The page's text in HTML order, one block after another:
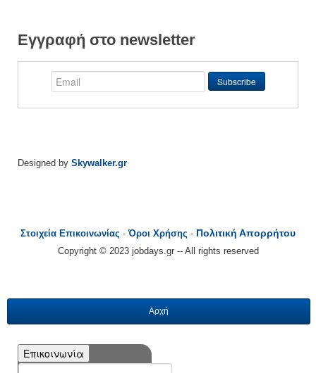
Εγγραφή στο newsletter
Designed by Skywalker.gr
Στοιχεία Επικοινωνίας -Όροι Χρήσης - Πολιτική Απορρήτου
Copyright © 2023 jobdays.gr -- All rights reserved
Αρχή